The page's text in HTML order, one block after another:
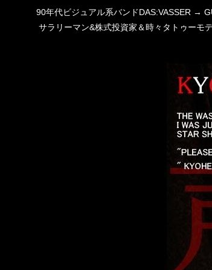
90年代ビジュアル系バンドDAS:VASSER →
サラリーマン&株式投資家＆時々タトゥーモ